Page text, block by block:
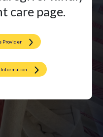
care page.
Provider
Information
ein